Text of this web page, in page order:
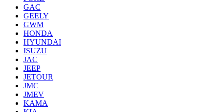
GAC
GEELY
GWM
HONDA
HYUNDAI
ISUZU
JAC
JEEP
JETOUR
JMC
JMEV
KAMA